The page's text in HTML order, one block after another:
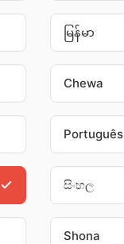
မြန်မာ
Chewa
Português
සිංහල
Shona